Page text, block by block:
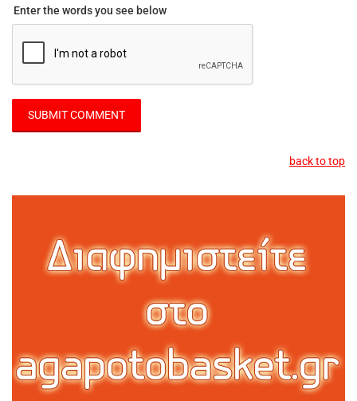
Enter the words you see below
back to top